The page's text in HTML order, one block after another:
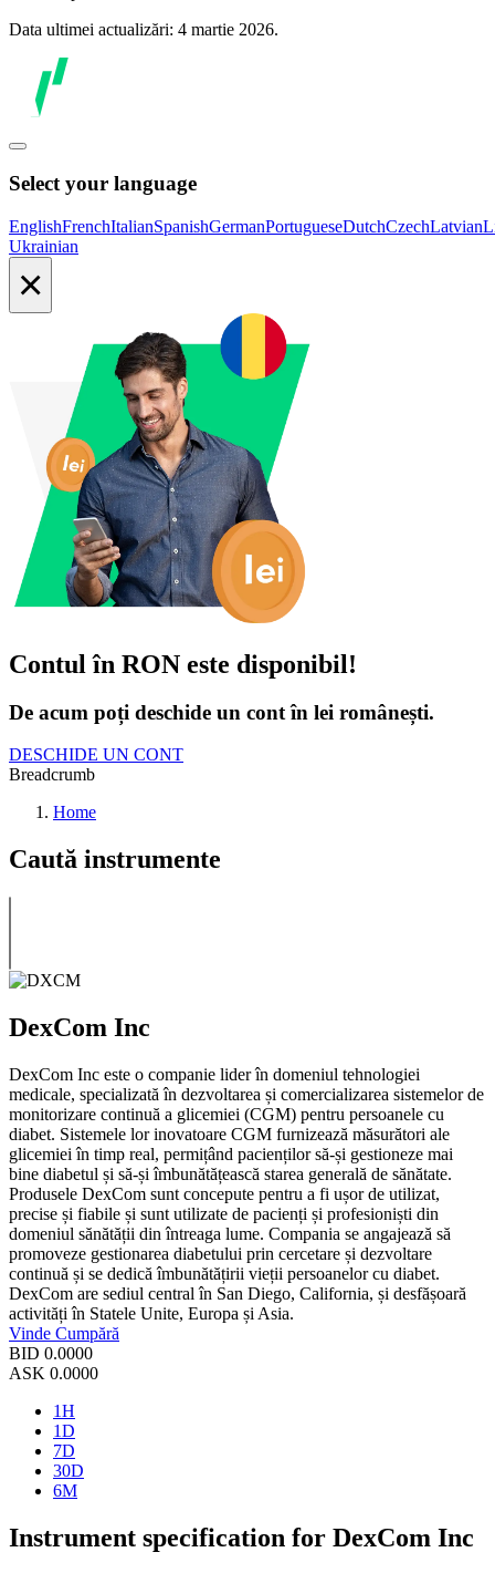
Data ultimei actualizări: 4 martie 2026.
Select your language
EnglishFrenchItalianSpanishGermanPortugueseDutchCzechLatvian
Ukrainian
×
Contul în RON este disponibil!
De acum poți deschide un cont în lei românești.
DESCHIDE UN CONT
Breadcrumb
Home
Caută instrumente
DexCom Inc
DexCom Inc este o companie lider în domeniul tehnologiei
medicale, specializată în dezvoltarea și comercializarea sistemelor de
monitorizare continuă a glicemiei (CGM) pentru persoanele cu
diabet. Sistemele lor inovatoare CGM furnizează măsurători ale
glicemiei în timp real, permițând pacienților să-și gestioneze mai
bine diabetul și să-și îmbunătățească starea generală de sănătate.
Produsele DexCom sunt concepute pentru a fi ușor de utilizat,
precise și fiabile și sunt utilizate de pacienți și profesioniști din
domeniul sănătății din întreaga lume. Compania se angajează să
promoveze gestionarea diabetului prin cercetare și dezvoltare
continuă și se dedică îmbunătățirii vieții persoanelor cu diabet.
DexCom are sediul central în San Diego, California, și desfășoară
activități în Statele Unite, Europa și Asia.
Vinde Cumpără
BID 0.0000
ASK 0.0000
1H
1D
7D
30D
6M
Instrument specification for DexCom Inc